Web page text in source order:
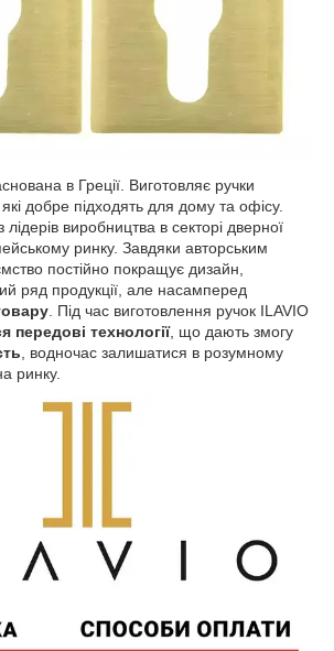
в Греції. Виготовляє ручки
добре підходять для дому та офісу.
виробництва в секторі дверної
ринку. Завдяки авторським
постійно покращує дизайн,
ряд продукції, але насамперед
. Під час виготовлення ручок ILAVIO
передові технології, що дають змогу
, водночас залишатися в розумному
ринку.